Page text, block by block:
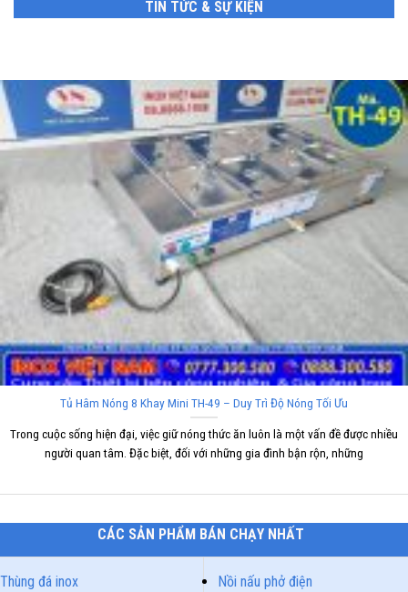
TIN TỨC & SỰ KIỆN
Tủ Hâm Nóng 8 Khay Mini TH-49 – Duy Trì Độ Nóng Tối Ưu
Trong cuộc sống hiện đại, việc giữ nóng thức ăn luôn là một vấn đề được nhiều
người quan tâm. Đặc biệt, đối với những gia đình bận rộn, những
CÁC SẢN PHẨM BÁN CHẠY NHẤT
Thùng đá inox
Nồi nấu phở điện